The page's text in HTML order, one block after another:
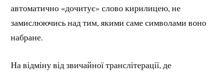
автоматично «дочитує» слово кирилицею, не
замислюючись над тим, якими саме символами воно
набране.
На відміну від звичайної транслітерації, де